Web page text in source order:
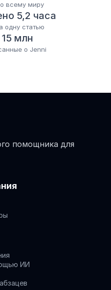
всему миру
5,2 часа
одну статью
млн
о Jenni
помощника для
ИИ